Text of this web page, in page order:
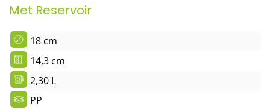
Met Reservoir
18 cm
14,3 cm
2,30 L
PP